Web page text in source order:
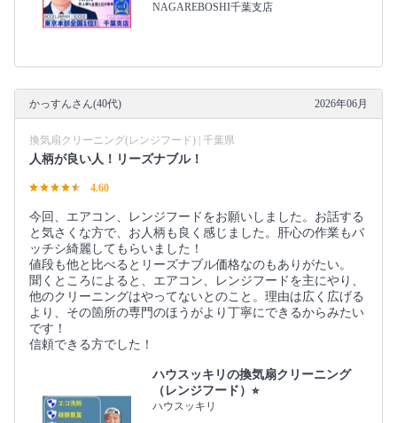
NAGAREBOSHI千葉支店
かっすんさん(40代) 2026年06月
換気扇クリーニング(レンジフード) | 千葉県
人柄が良い人！リーズナブル！
4.60
今回、エアコン、レンジフードをお願いしました。お話する
と気さくな方で、お人柄も良く感じました。肝心の作業もバ
ッチシ綺麗してもらいました！
値段も他と比べるとリーズナブル価格なのもありがたい。
聞くところによると、エアコン、レンジフードを主にやり、
他のクリーニングはやってないとのこと。理由は広く広げる
より、その箇所の専門のほうがより丁寧にできるからみたい
です！
信頼できる方でした！
ハウスッキリの換気扇クリーニング
（レンジフード）⭐︎
ハウスッキリ